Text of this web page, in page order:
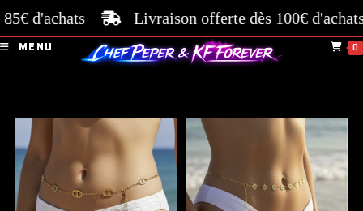
d'achats Livraison offerte dès 100€ d'achats
MENU 0